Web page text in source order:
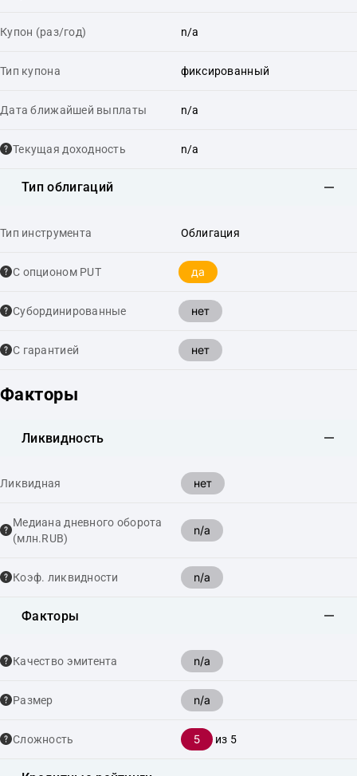
Купон (раз/год) n/a
Тип купона фиксированный
Дата ближайшей выплаты n/a
Текущая доходность n/a
Тип облигаций
Тип инструмента Облигация
С опционом PUT да
Cубординированные нет
С гарантией нет
Факторы
Ликвидность
Ликвидная нет
Медиана дневного оборота
(млн.RUB)
n/a
Коэф. ликвидности n/a
Факторы
Качество эмитента n/a
Размер n/a
Сложность 5 из 5